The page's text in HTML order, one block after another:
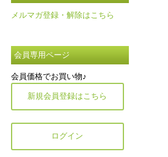
メルマガ登録・解除はこちら
会員専用ページ
会員価格でお買い物♪
新規会員登録はこちら
ログイン